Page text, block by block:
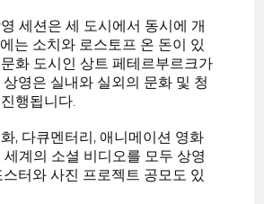
세션은 세 도시에서 동시에 개
는 소치와 로스토프 온 돈이 있
화 도시인 상트 페테르부르크가
영은 실내와 실외의 문화 및 청
행됩니다.
, 다큐멘터리, 애니메이션 영화
계의 소셜 비디오를 모두 상영
터와 사진 프로젝트 공모도 있